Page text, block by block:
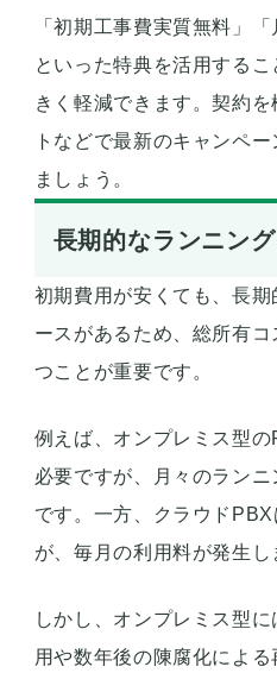
「初期工事費実質無料」
といった特典を活用する
きく軽減できます。契約
トなどで最新のキャンペ
ましょう。
長期的なランニン
初期費用が安くても、長
ースがあるため、総所有
つことが重要です。
例えば、オンプレミス型
必要ですが、月々のラン
です。一方、クラウド
が、毎月の利用料が発生し
しかし、オンプレミス型
用や数年後の陳腐化によ